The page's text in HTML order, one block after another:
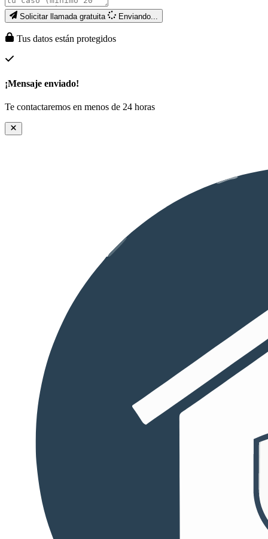
Solicitar llamada gratuita Enviando...
Tus datos están protegidos
¡Mensaje enviado!
Te contactaremos en menos de 24 horas